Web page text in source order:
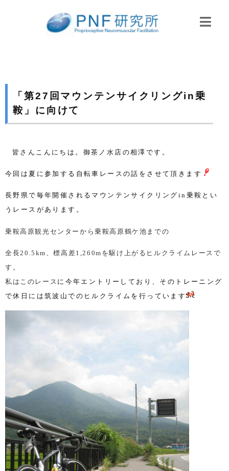
「第27回マウンテンサイクリングin乗
鞍」に向けて
皆さんこんにちは。御茶ノ水店の相澤です。
今回は夏に参加する自転車レースの話をさせて頂きます
長野県で毎年開催されるマウンテンサイクリング in 乗鞍とい
うレースがあります。
乗鞍高原観光センターから乗鞍高原鶴ケ池までの
全長20.5km 、標高差1,260m を駆け上がるヒルクライムレースで
す。
私はこのレース に今年エントリーしており、そのトレーニング
で休日には筑波山でのヒルクライムを行っています